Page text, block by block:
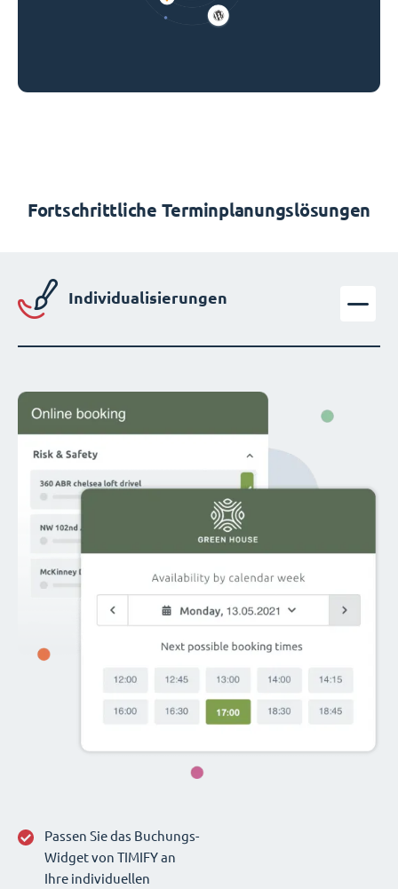
Fortschrittliche Terminplanungslösungen
Individualisierungen
Passen Sie das Buchungs-
Widget von TIMIFY an
Ihre individuellen